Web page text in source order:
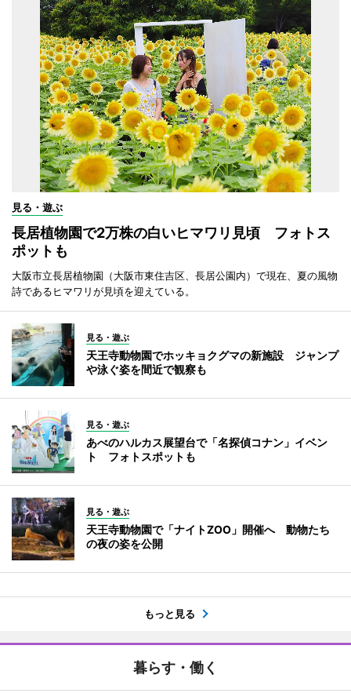
見る・遊ぶ
長居植物園で2万株の白いヒマワリ見頃 フォトス
ポットも
大阪市立長居植物園（大阪市東住吉区、長居公園内）で現在、夏の風物
詩であるヒマワリが見頃を迎えている。
見る・遊ぶ
天王寺動物園でホッキョクグマの新施設 ジャンプ
や泳ぐ姿を間近で観察も
見る・遊ぶ
あべのハルカス展望台で「名探偵コナン」イベン
ト フォトスポットも
見る・遊ぶ
天王寺動物園で「ナイトZOO」開催へ 動物たち
の夜の姿を公開
もっと見る
暮らす・働く